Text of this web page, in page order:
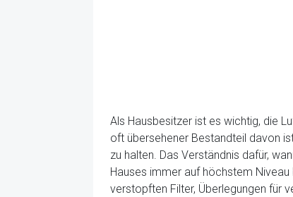
Als Hausbesitzer ist es wichtig, die
oft übersehener Bestandteil davon
zu halten. Das Verständnis dafür,
Hauses immer auf höchstem
verstopften Filter, Überlegungen für